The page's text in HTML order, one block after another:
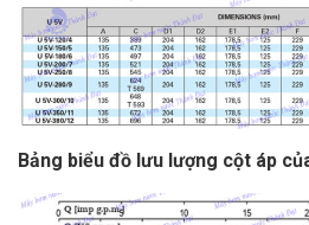
Bảng biểu đồ lưu lượng cột áp